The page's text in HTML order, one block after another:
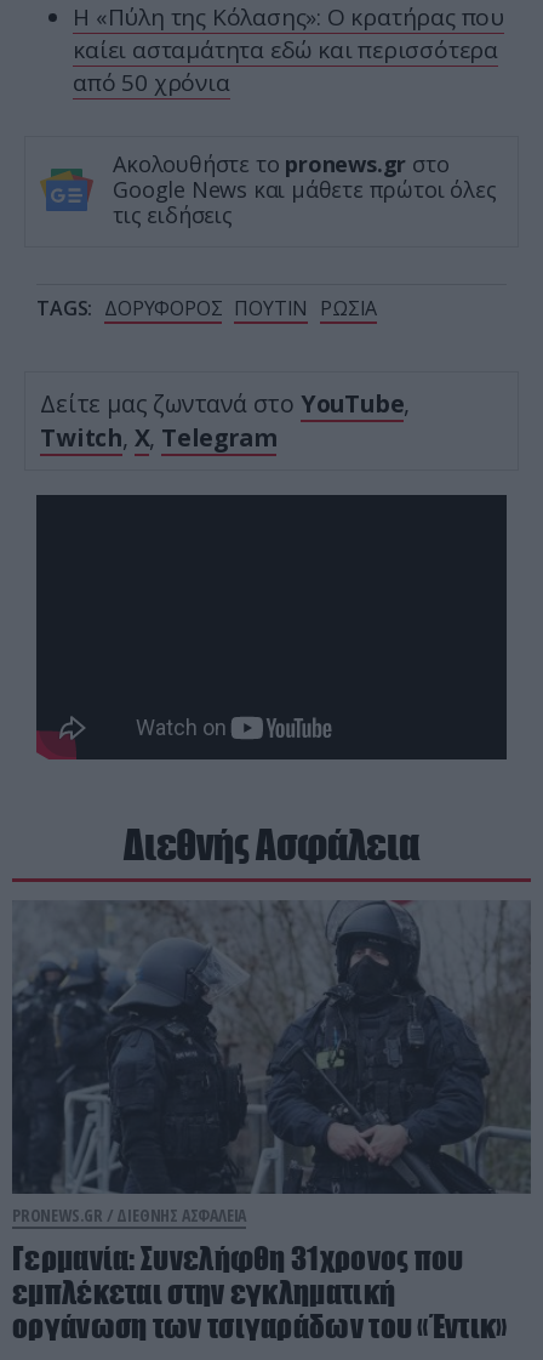
Η «Πύλη της Κόλασης»: Ο κρατήρας που
καίει ασταμάτητα εδώ και περισσότερα
από 50 χρόνια
Ακολουθήστε το pronews.gr στο
Google News και μάθετε πρώτοι όλες
τις ειδήσεις
TAGS: ΔΟΡΥΦΟΡΟΣ ΠΟΥΤΙΝ ΡΩΣΙΑ
Δείτε μας ζωντανά στο YouTube,
Twitch, X, Telegram
Διεθνής Ασφάλεια
PRONEWS.GR / ΔΙΕΘΝΗΣ ΑΣΦΑΛΕΙΑ
Γερμανία: Συνελήφθη 31χρονος που
εμπλέκεται στην εγκληματική
οργάνωση των τσιγαράδων του «Έντικ»